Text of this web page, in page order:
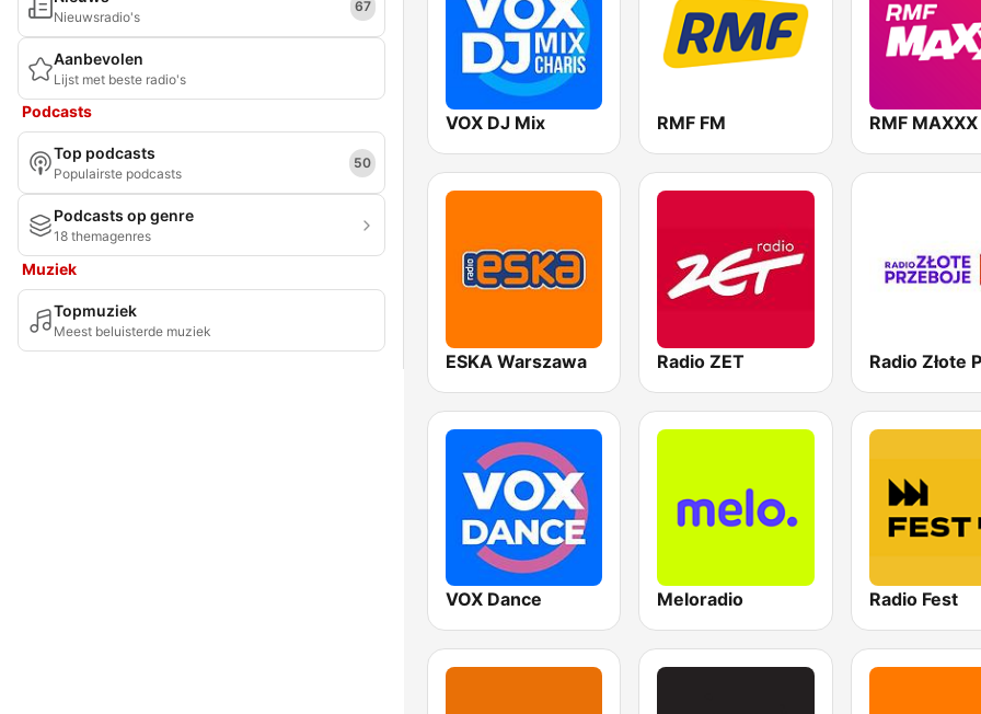
Nieuwsradio's
67
Aanbevolen
Lijst met beste radio's
Podcasts
Top podcasts
Populairste podcasts
50
Podcasts op genre
18 themagenres
Muziek
Topmuziek
Meest beluisterde muziek
VOX DJ Mix RMF FM RMF MAXXX
ESKA Warszawa Radio ZET
VOX Dance Meloradio Radio Fest